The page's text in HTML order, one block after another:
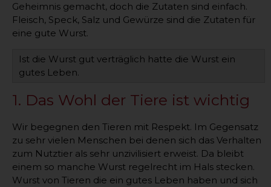
Geheimnis gemacht, doch die Zutaten sind einfach.
Fleisch, Speck, Salz und Gewürze sind die Zutaten für
eine gute Wurst.
Ist die Wurst gut verträglich hatte die Wurst ein
gutes Leben.
1. Das Wohl der Tiere ist wichtig
Wir begegnen den Tieren mit Respekt. Im Gegensatz
zu sehr vielen Menschen bei denen sich das Verhalten
zum Nutztier als sehr unzivilisiert erweist. Da bleibt
einem so manche Wurst regelrecht im Hals stecken.
Wurst von Tieren die ein gutes Leben haben und sich